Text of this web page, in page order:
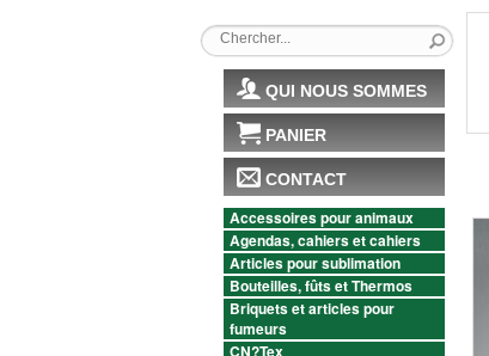
QUI NOUS SOMMES
PANIER
CONTACT
Accessoires pour animaux
Agendas, cahiers et cahiers
Articles pour sublimation
Bouteilles, fûts et Thermos
Briquets et articles pour
fumeurs
CN?Tex